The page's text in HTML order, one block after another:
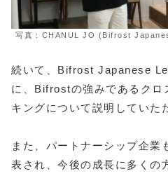
写真：CHANUL JO (Bifrost
続いて、Bifrost Japanese
に、Bifrostの強みであるクロ
キングについて説明していた
また、パートナーシップ企業
表され、今後の成長に多くの